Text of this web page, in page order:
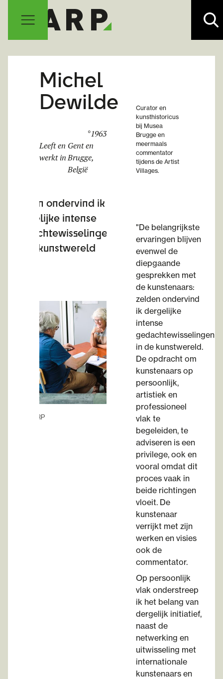
Michel
Dewilde
°1963
Leeft en
werkt in
Gent en
Brugge,
België
Curator en
kunsthistoricus
bij Musea
Brugge en
meermaals
commentator
tijdens de Artist
Villages.
zelden ondervind ik
dergelijke intense
gedachtewisselingen
in de kunstwereld
© WARP
"De belangrijkste
ervaringen blijven
evenwel de
diepgaande
gesprekken met
de kunstenaars:
zelden ondervind
ik dergelijke
intense
gedachtewisselingen
in de kunstwereld.
De opdracht om
kunstenaars op
persoonlijk,
artistiek en
professioneel
vlak te
begeleiden, te
adviseren is een
privilege, ook en
vooral omdat dit
proces vaak in
beide richtingen
vloeit. De
kunstenaar
verrijkt met zijn
werken en visies
ook de
commentator.
Op persoonlijk
vlak onderstreep
ik het belang van
dergelijk initiatief,
naast de
netwerking en
uitwisseling met
internationale
kunstenaars en